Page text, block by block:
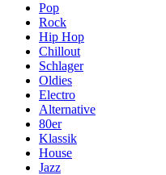
Pop
Rock
Hip Hop
Chillout
Schlager
Oldies
Electro
Alternative
80er
Klassik
House
Jazz